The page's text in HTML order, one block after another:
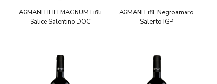
A6MANI LIFILI MAGNUM Lifili
Salice Salentino DOC
A6MANI Lifili Negroamaro
Salento IGP